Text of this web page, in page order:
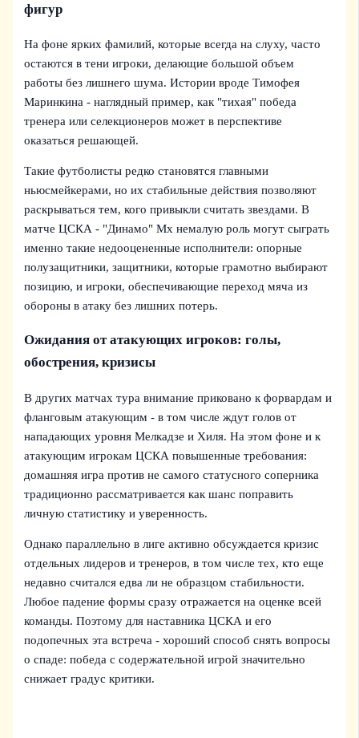
фигур
На фоне ярких фамилий, которые всегда на слуху, часто
остаются в тени игроки, делающие большой объем
работы без лишнего шума. Истории вроде Тимофея
Маринкина - наглядный пример, как "тихая" победа
тренера или селекционеров может в перспективе
оказаться решающей.
Такие футболисты редко становятся главными
ньюсмейкерами, но их стабильные действия позволяют
раскрываться тем, кого привыкли считать звездами. В
матче ЦСКА - "Динамо" Мх немалую роль могут сыграть
именно такие недооцененные исполнители: опорные
полузащитники, защитники, которые грамотно выбирают
позицию, и игроки, обеспечивающие переход мяча из
обороны в атаку без лишних потерь.
Ожидания от атакующих игроков: голы,
обострения, кризисы
В других матчах тура внимание приковано к форвардам и
фланговым атакующим - в том числе ждут голов от
нападающих уровня Мелкадзе и Хиля. На этом фоне и к
атакующим игрокам ЦСКА повышенные требования:
домашняя игра против не самого статусного соперника
традиционно рассматривается как шанс поправить
личную статистику и уверенность.
Однако параллельно в лиге активно обсуждается кризис
отдельных лидеров и тренеров, в том числе тех, кто еще
недавно считался едва ли не образцом стабильности.
Любое падение формы сразу отражается на оценке всей
команды. Поэтому для наставника ЦСКА и его
подопечных эта встреча - хороший способ снять вопросы
о спаде: победа с содержательной игрой значительно
снижает градус критики.